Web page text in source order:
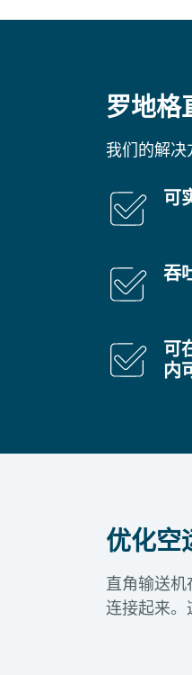
罗地格
我们的解决
可
吞
可
内
优化空
直角输送
连接起来。